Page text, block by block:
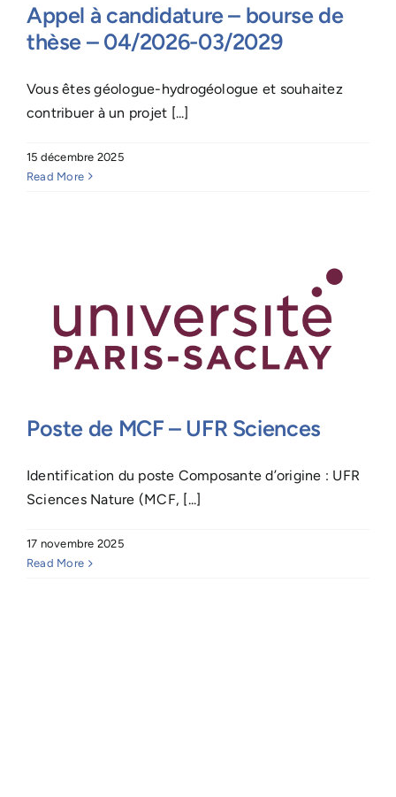
Appel à candidature – bourse de
thèse – 04/2026-03/2029
Vous êtes géologue-hydrogéologue et souhaitez
contribuer à un projet [...]
15 décembre 2025
Read More
Poste de MCF – UFR Sciences
Identification du poste Composante d’origine : UFR
Sciences Nature (MCF, [...]
17 novembre 2025
Read More